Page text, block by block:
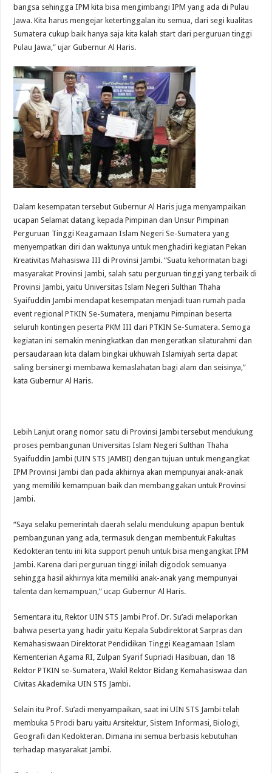
bangsa sehingga IPM kita bisa mengimbangi IPM yang ada di Pulau
Jawa. Kita harus mengejar ketertinggalan itu semua, dari segi kualitas
Sumatera cukup baik hanya saja kita kalah start dari perguruan tinggi
Pulau Jawa,” ujar Gubernur Al Haris.
Dalam kesempatan tersebut Gubernur Al Haris juga menyampaikan
ucapan Selamat datang kepada Pimpinan dan Unsur Pimpinan
Perguruan Tinggi Keagamaan Islam Negeri Se-Sumatera yang
menyempatkan diri dan waktunya untuk menghadiri kegiatan Pekan
Kreativitas Mahasiswa III di Provinsi Jambi. “Suatu kehormatan bagi
masyarakat Provinsi Jambi, salah satu perguruan tinggi yang terbaik di
Provinsi Jambi, yaitu Universitas Islam Negeri Sulthan Thaha
Syaifuddin Jambi mendapat kesempatan menjadi tuan rumah pada
event regional PTKIN Se-Sumatera, menjamu Pimpinan beserta
seluruh kontingen peserta PKM III dari PTKIN Se-Sumatera. Semoga
kegiatan ini semakin meningkatkan dan mengeratkan silaturahmi dan
persaudaraan kita dalam bingkai ukhuwah Islamiyah serta dapat
saling bersinergi membawa kemaslahatan bagi alam dan seisinya,”
kata Gubernur Al Haris.
Lebih Lanjut orang nomor satu di Provinsi Jambi tersebut mendukung
proses pembangunan Universitas Islam Negeri Sulthan Thaha
Syaifuddin Jambi (UIN STS JAMBI) dengan tujuan untuk mengangkat
IPM Provinsi Jambi dan pada akhirnya akan mempunyai anak-anak
yang memiliki kemampuan baik dan membanggakan untuk Provinsi
Jambi.
“Saya selaku pemerintah daerah selalu mendukung apapun bentuk
pembangunan yang ada, termasuk dengan membentuk Fakultas
Kedokteran tentu ini kita support penuh untuk bisa mengangkat IPM
Jambi. Karena dari perguruan tinggi inilah digodok semuanya
sehingga hasil akhirnya kita memiliki anak-anak yang mempunyai
talenta dan kemampuan,” ucap Gubernur Al Haris.
Sementara itu, Rektor UIN STS Jambi Prof. Dr. Su’adi melaporkan
bahwa peserta yang hadir yaitu Kepala Subdirektorat Sarpras dan
Kemahasiswaan Direktorat Pendidikan Tinggi Keagamaan Islam
Kementerian Agama RI, Zulpan Syarif Supriadi Hasibuan, dan 18
Rektor PTKIN se-Sumatera, Wakil Rektor Bidang Kemahasiswaa dan
Civitas Akademika UIN STS Jambi.
Selain itu Prof. Su’adi menyampaikan, saat ini UIN STS Jambi telah
membuka 5 Prodi baru yaitu Arsitektur, Sistem Informasi, Biologi,
Geografi dan Kedokteran. Dimana ini semua berbasis kebutuhan
terhadap masyarakat Jambi.